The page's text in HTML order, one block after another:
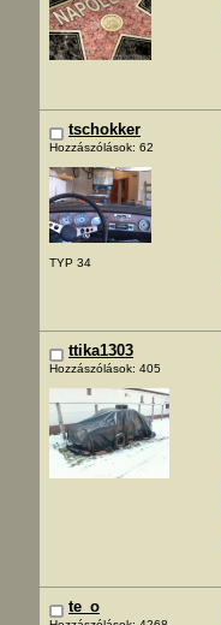
tschokker
Hozzászólások: 62
TYP 34
ttika1303
Hozzászólások: 405
te_o